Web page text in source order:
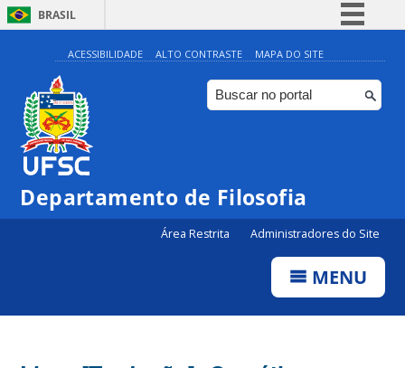
BRASIL
Simplifique!
Comunica BR
Participe
Canais
ACESSIBILIDADE ALTO CONTRASTE MAPA DO SITE
Departamento de Filosofia
Área Restrita Administradores do Site
MENU